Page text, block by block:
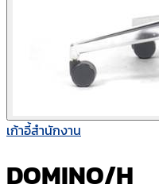
เก้าอี้สำนักงาน
DOMINO/H